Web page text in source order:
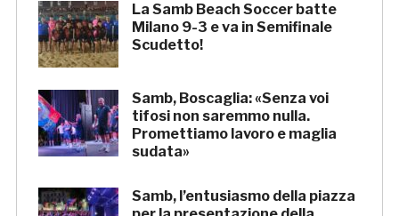
La Samb Beach Soccer batte
Milano 9-3 e va in Semifinale
Scudetto!
Samb, Boscaglia: «Senza voi
tifosi non saremmo nulla.
Promettiamo lavoro e maglia
sudata»
Samb, l’entusiasmo della piazza